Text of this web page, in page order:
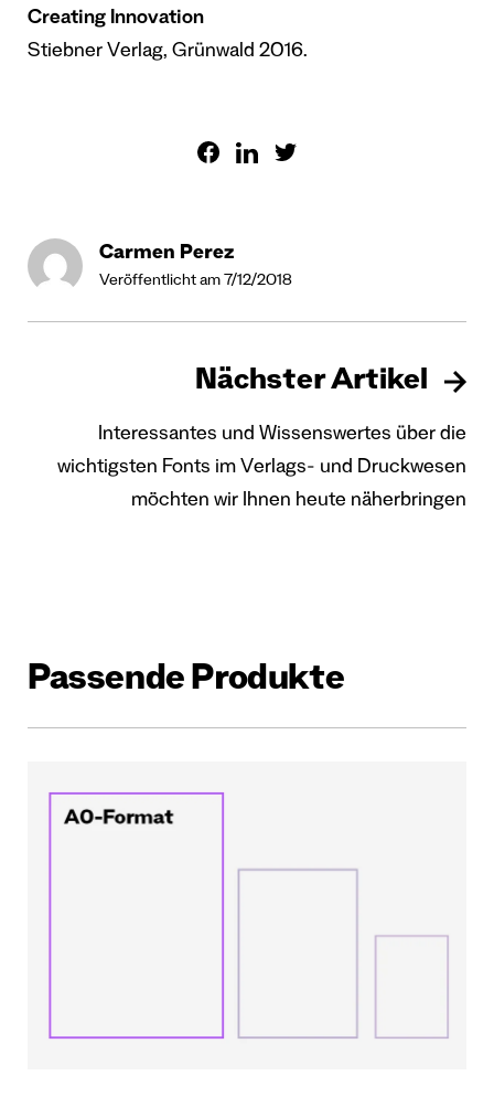
Creating Innovation
Stiebner Verlag, Grünwald 2016.
Carmen Perez
Veröffentlicht am 7/12/2018
Nächster Artikel
Interessantes und Wissenswertes über die
wichtigsten Fonts im Verlags- und Druckwesen
möchten wir Ihnen heute näherbringen
Passende Produkte